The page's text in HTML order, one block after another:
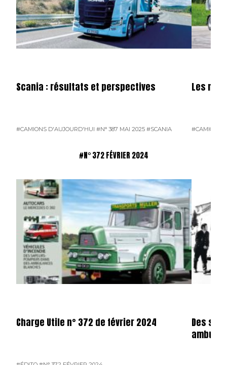
Scania : résultats et perspectives
#CAMIONS D'AUJOURD'HUI #N° 387 MAI 2025 #SCANIA
Les
#CAMIONS
#N° 372 FÉVRIER 2024
Charge Utile n° 372 de février 2024
Des